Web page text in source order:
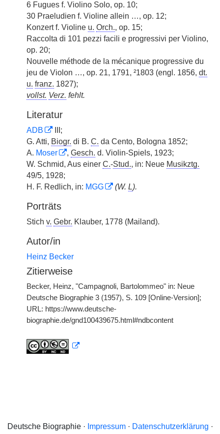
6 Fugues f. Violino Solo, op. 10;
30 Praeludien f. Violine allein …, op. 12;
Konzert f. Violine u. Orch., op. 15;
Raccolta di 101 pezzi facili e progressivi per Violino,
op. 20;
Nouvelle méthode de la mécanique progressive du
jeu de Violon …, op. 21, 1791, ²1803 (engl. 1856, dt.
u. franz. 1827);
vollst. Verz. fehlt.
Literatur
ADB
III;
G. Atti, Biogr. di B. C. da Cento, Bologna 1852;
A. Moser , Gesch. d. Violin-Spiels, 1923;
W. Schmid, Aus einer C.-Stud., in: Neue Musikztg.
49/5, 1928;
H. F. Redlich, in: MGG (W. L).
Porträts
Stich v. Gebr. Klauber, 1778 (Mailand).
Autor/in
Heinz Becker
Zitierweise
Becker, Heinz, "Campagnoli, Bartolommeo" in: Neue
Deutsche Biographie 3 (1957), S. 109 [Online-Version];
URL: https://www.deutsche-
biographie.de/gnd100439675.html#ndbcontent
Deutsche Biographie · Impressum· Datenschutzerklärung ·